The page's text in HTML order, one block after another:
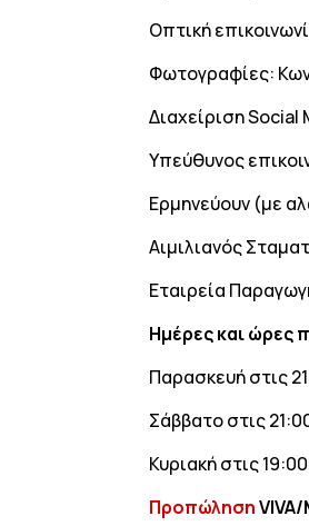
Οπτική
Φωτογραφίες:
Διαχείριση Social
Υπεύθυνος
Ερμηνεύουν (με
Αιμιλιανός
Εταιρεία
Ημέρες και ώρες
Παρασκευή στις
Σάββατο στις
Κυριακή στις 19:00
ΠροπώλησηVIVA/